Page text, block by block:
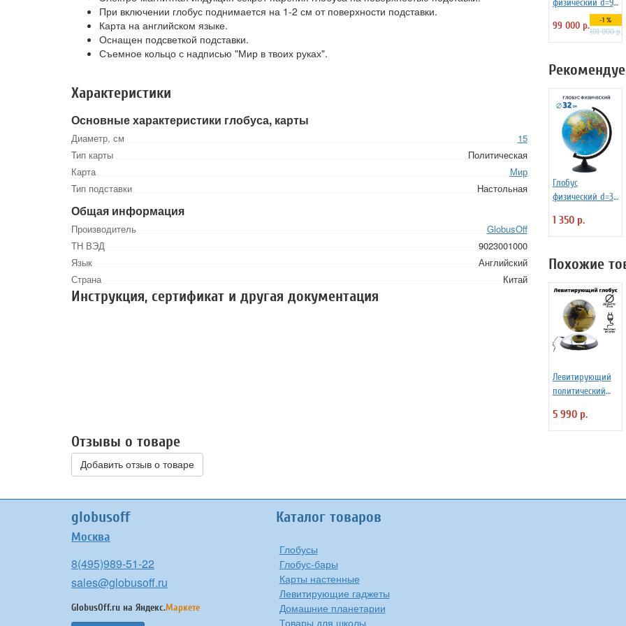
При включении глобус поднимается на 1-2 см от поверхности подставки.
Карта на английском языке.
Оснащен подсветкой подставки.
Съемное кольцо с надписью "Мир в твоих руках".
Характеристики
Основные характеристики глобуса, карты
Диаметр, см
15
Тип карты
Политическая
Карта
Мир
Тип подставки
Настольная
Общая информация
Производитель
GlobusOff
ТН ВЭД
9023001000
Язык
Английский
Страна
Китай
Инструкция, сертификат и другая документация
см, подставка
деревянная на
ножках
99 000 р. -1 %
101 000 р.
Глобус
физический d=32
1 350 р.
Похожие
Левитирующий
политический
5 990 р.
Отзывы о товаре
Добавить отзыв о товаре
globusoff
Москва
8(495)989-51-22
sales@globusoff.ru
GlobusOff.ru на Яндекс.Маркете
Каталог товаров
Глобусы
Глобус-бары
Карты настенные
Левитирующие гаджеты
Домашние планетарии
Товары для школы